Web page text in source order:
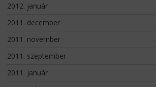
2012. január
2011. december
2011. november
2011. szeptember
2011. január